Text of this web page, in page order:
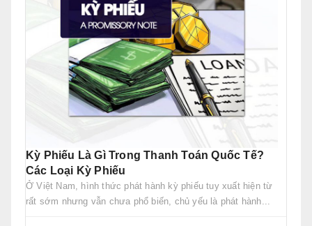
Kỳ Phiếu Là Gì Trong Thanh Toán Quốc Tế?
Các Loại Kỳ Phiếu
Ở Việt Nam, hình thức phát hành kỳ phiếu tuy xuất hiện từ
rất sớm nhưng vẫn chưa phổ biến, chủ yếu là phát hành...